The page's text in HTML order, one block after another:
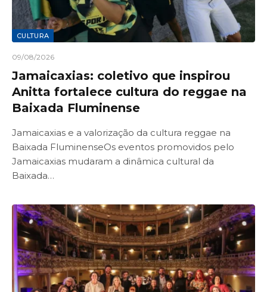
CULTURA
09/08/2026
Jamaicaxias: coletivo que inspirou
Anitta fortalece cultura do reggae na
Baixada Fluminense
Jamaicaxias e a valorização da cultura reggae na
Baixada FluminenseOs eventos promovidos pelo
Jamaicaxias mudaram a dinâmica cultural da
Baixada…